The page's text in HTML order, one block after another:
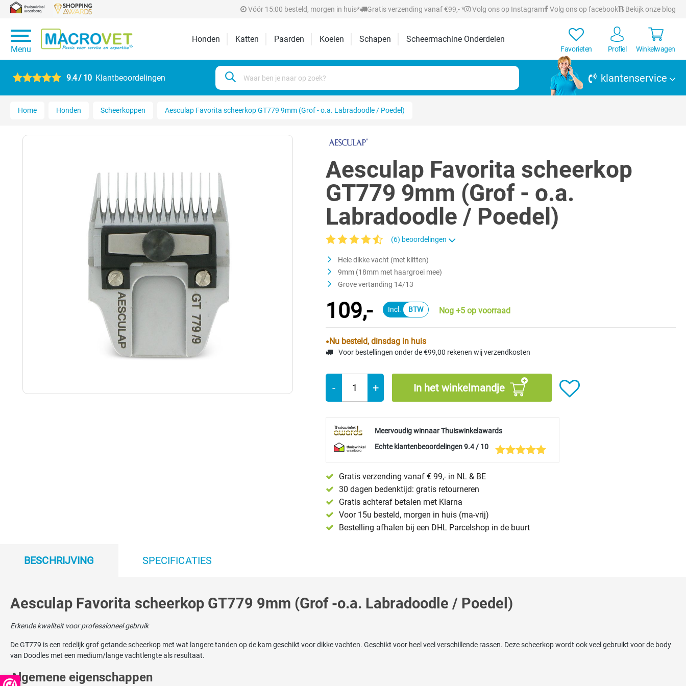
Vóór 15:00 besteld, morgen in huis* Gratis verzending vanaf €99,- * Volg ons op Instagram Volg ons op facebook Bekijk onze blog
Menu
Honden Katten Paarden Koeien Schapen Scheermachine Onderdelen
Favorieten Profiel Winkelwagen
9.4 / 10 Klantbeoordelingen klantenservice
Home Honden Scheerkoppen Aesculap Favorita scheerkop GT779 9mm (Grof - o.a. Labradoodle / Poedel)
Aesculap Favorita scheerkop
GT779 9mm (Grof - o.a.
Labradoodle / Poedel)
(6) beoordelingen
Hele dikke vacht (met klitten)
9mm (18mm met haargroei mee)
Grove vertanding 14/13
109,- Nog +5 op voorraad
Nu besteld, dinsdag in huis
Voor bestellingen onder de €99,00 rekenen wij verzendkosten
- + In het winkelmandje
Meervoudig winnaar Thuiswinkelawards
Echte klantenbeoordelingen 9.4 / 10
Gratis verzending vanaf € 99,- in NL & BE
30 dagen bedenktijd: gratis retourneren
Gratis achteraf betalen met Klarna
Voor 15u besteld, morgen in huis (ma-vrij)
Bestelling afhalen bij een DHL Parcelshop in de buurt
BESCHRIJVING SPECIFICATIES
Aesculap Favorita scheerkop GT779 9mm (Grof -o.a. Labradoodle / Poedel)
Erkende kwaliteit voor professioneel gebruik
De GT779 is een redelijk grof getande scheerkop met wat langere tanden op de kam geschikt voor dikke vachten. Geschikt voor heel veel verschillende rassen. Deze scheerkop wordt ook veel gebruikt voor de body
van Doodles met een medium/lange vachtlengte als resultaat.
Algemene eigenschappen